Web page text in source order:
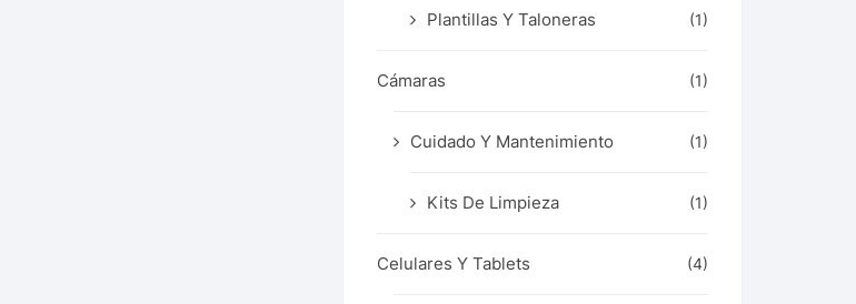
Plantillas Y Taloneras (1)
Cámaras (1)
Cuidado Y Mantenimiento (1)
Kits De Limpieza (1)
Celulares Y Tablets (4)